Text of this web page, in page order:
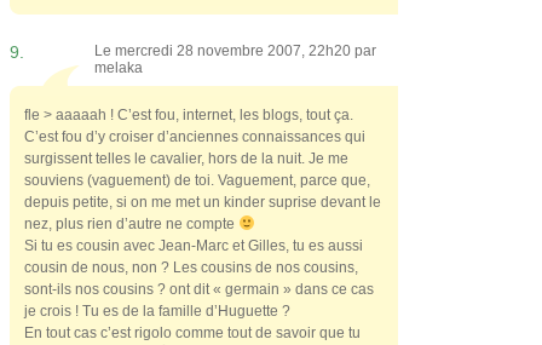
9.
Le mercredi 28 novembre 2007, 22h20 par
melaka
fle > aaaaah ! C’est fou, internet, les blogs, tout ça.
C’est fou d’y croiser d’anciennes connaissances qui
surgissent telles le cavalier, hors de la nuit. Je me
souviens (vaguement) de toi. Vaguement, parce que,
depuis petite, si on me met un kinder suprise devant le
nez, plus rien d’autre ne compte
Si tu es cousin avec Jean-Marc et Gilles, tu es aussi
cousin de nous, non ? Les cousins de nos cousins,
sont-ils nos cousins ? ont dit « germain » dans ce cas
je crois ! Tu es de la famille d’Huguette ?
En tout cas c’est rigolo comme tout de savoir que tu